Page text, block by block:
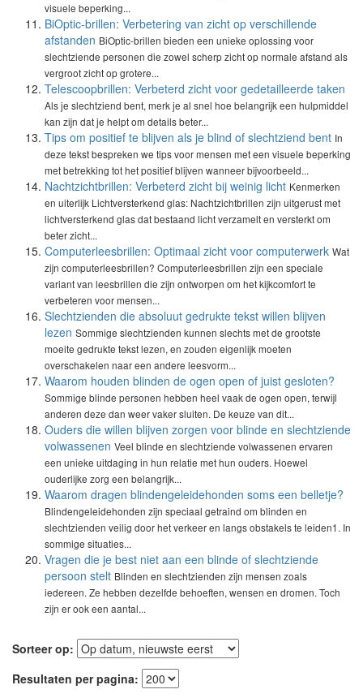
visuele beperking...
BiOptic-brillen: Verbetering van zicht op verschillende
afstanden BiOptic-brillen bieden een unieke oplossing voor
slechtziende personen die zowel scherp zicht op normale afstand als
vergroot zicht op grotere...
Telescoopbrillen: Verbeterd zicht voor gedetailleerde taken
Als je slechtziend bent, merk je al snel hoe belangrijk een hulpmiddel
kan zijn dat je helpt om details beter...
Tips om positief te blijven als je blind of slechtziend bent In
deze tekst bespreken we tips voor mensen met een visuele beperking
met betrekking tot het positief blijven wanneer bijvoorbeeld...
Nachtzichtbrillen: Verbeterd zicht bij weinig licht Kenmerken
en uiterlijk Lichtversterkend glas: Nachtzichtbrillen zijn uitgerust met
lichtversterkend glas dat bestaand licht verzamelt en versterkt om
beter zicht...
Computerleesbrillen: Optimaal zicht voor computerwerk Wat
zijn computerleesbrillen? Computerleesbrillen zijn een speciale
variant van leesbrillen die zijn ontworpen om het kijkcomfort te
verbeteren voor mensen...
Slechtzienden die absoluut gedrukte tekst willen blijven
lezen Sommige slechtzienden kunnen slechts met de grootste
moeite gedrukte tekst lezen, en zouden eigenlijk moeten
overschakelen naar een andere leesvorm...
Waarom houden blinden de ogen open of juist gesloten?
Sommige blinde personen hebben heel vaak de ogen open, terwijl
anderen deze dan weer vaker sluiten. De keuze van dit...
Ouders die willen blijven zorgen voor blinde en slechtziende
volwassenen Veel blinde en slechtziende volwassenen ervaren
een unieke uitdaging in hun relatie met hun ouders. Hoewel
ouderlijke zorg een belangrijk...
Waarom dragen blindengeleidehonden soms een belletje?
Blindengeleidehonden zijn speciaal getraind om blinden en
slechtzienden veilig door het verkeer en langs obstakels te leiden1. In
sommige situaties...
Vragen die je best niet aan een blinde of slechtziende
persoon stelt Blinden en slechtzienden zijn mensen zoals
iedereen. Ze hebben dezelfde behoeften, wensen en dromen. Toch
zijn er ook een aantal...
Sorteer op:
Resultaten per pagina: